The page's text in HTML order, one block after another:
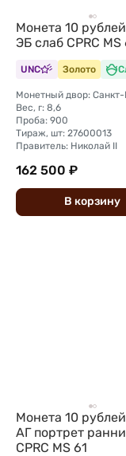
Монета 10
ЭБ слаб CPRC MS
UNC Золото
Вес, г: 8,6
Проба: 900
Тираж, шт: 27600013
Правитель: Николай II
162 500 ₽
В корзину
Монета 10
АГ портрет
CPRC MS 61